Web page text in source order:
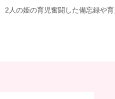
2人の姫の育児奮闘した備忘録や